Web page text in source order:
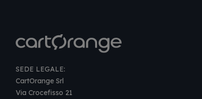
SEDE LEGALE:
CartOrange Srl
Via Crocefisso 21